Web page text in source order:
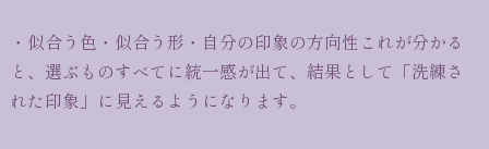
・似合う色・似合う形・自分の印象の方向性これが分かる
と、選ぶものすべてに統一感が出て、結果として「洗練さ
れた印象」に見えるようになります。